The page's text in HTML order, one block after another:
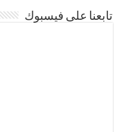
تابعنا على فيسبوك